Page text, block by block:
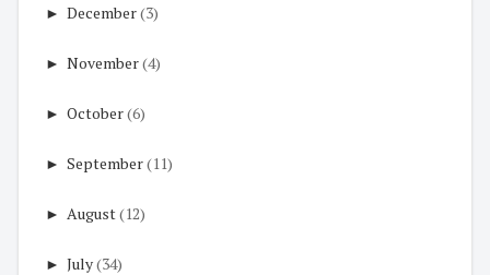
► December(3)
► November(4)
► October(6)
► September(11)
► August(12)
► July(34)